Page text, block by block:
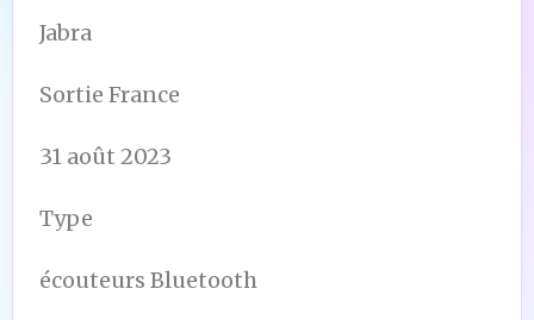
Jabra
Sortie France
31 août 2023
Type
écouteurs Bluetooth